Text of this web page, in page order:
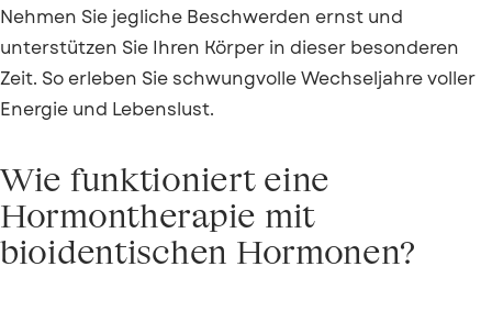
Nehmen Sie jegliche Beschwerden ernst und
unterstützen Sie Ihren Körper in dieser besonderen
Zeit. So erleben Sie schwungvolle Wechseljahre voller
Energie und Lebenslust.
Wie funktioniert eine
Hormontherapie mit
bioidentischen Hormonen?